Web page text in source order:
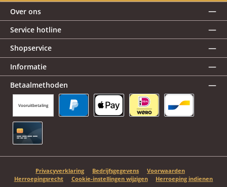
Over ons
Service hotline
Shopservice
Informatie
Betaalmethoden
Vooruitbetaling
Privacyverklaring Bedrijfsgegevens
Voorwaarden
Herroepingsrecht
Cookie-instellingen wijzigen Herroeping indienen